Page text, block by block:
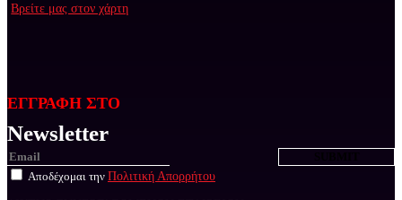
Βρείτε μας στον χάρτη
ΕΓΓΡΑΦΗ ΣΤΟ
Newsletter
Αποδέχομαι την Πολιτική Απορρήτου